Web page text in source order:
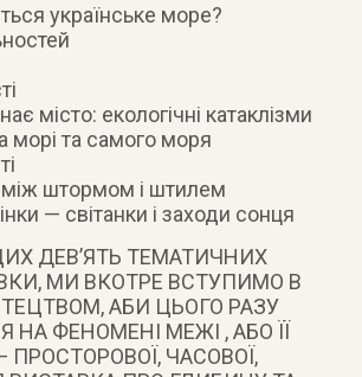
українське море?
місто: екологічні катаклізми
морі та самого моря
штормом і штилем
— світанки і заходи сонця
ДЕВ’ЯТЬ ТЕМАТИЧНИХ
МИ ВКОТРЕ ВСТУПИМО В
АБИ ЦЬОГО РАЗУ
НА ФЕНОМЕНІ МЕЖІ , АБО ЇЇ
ПРОСТОРОВОЇ, ЧАСОВОЇ,